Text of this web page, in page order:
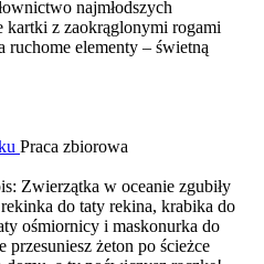
najmłodszych
kartki z zaokrąglonymi rogami
ruchome elementy – świetną
Praca zbiorowa
Zwierzątka w oceanie zgubiły
do taty rekina, krabika do
ośmiornicy i maskonurka do
przesuniesz żeton po ścieżce